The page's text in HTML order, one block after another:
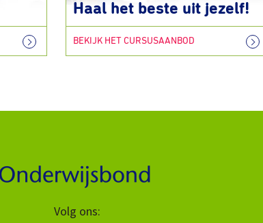
Haal het beste uit jezelf!
BEKIJK HET CURSUSAANBOD
Volg ons: